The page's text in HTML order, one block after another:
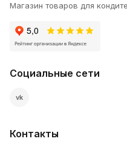
Магазин товаров для
Социальные сети
vk
Контакты